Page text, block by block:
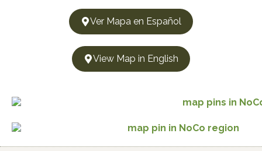
Ver Mapa en Español
View Map in English